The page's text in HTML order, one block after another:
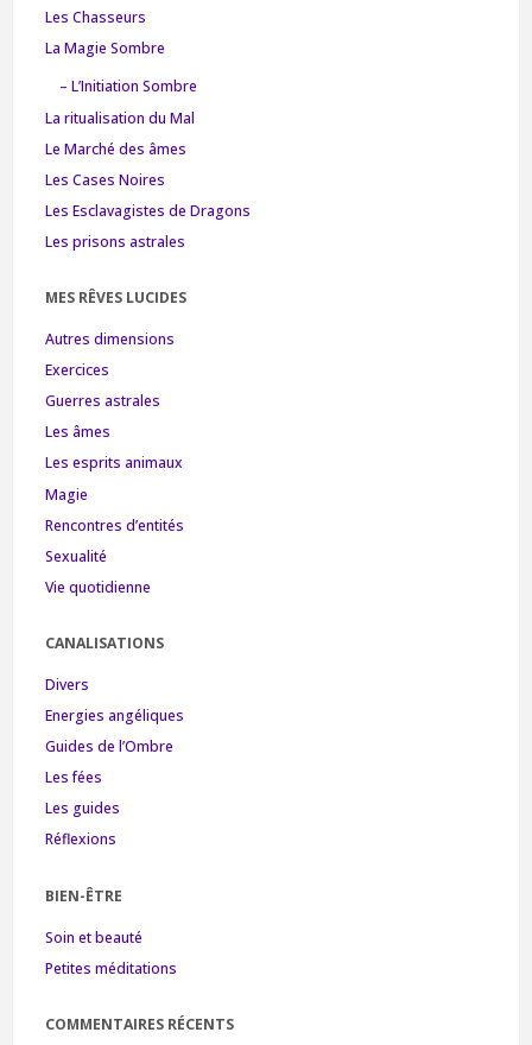
Les Chasseurs
La Magie Sombre
– L’Initiation Sombre
La ritualisation du Mal
Le Marché des âmes
Les Cases Noires
Les Esclavagistes de Dragons
Les prisons astrales
MES RÊVES LUCIDES
Autres dimensions
Exercices
Guerres astrales
Les âmes
Les esprits animaux
Magie
Rencontres d’entités
Sexualité
Vie quotidienne
CANALISATIONS
Divers
Energies angéliques
Guides de l’Ombre
Les fées
Les guides
Réflexions
BIEN-ÊTRE
Soin et beauté
Petites méditations
COMMENTAIRES RÉCENTS